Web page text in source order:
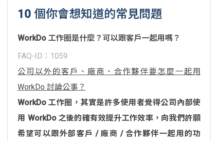
10 個你會想知道的常見問題
WorkDo 工作圈是什麼？可以跟客戶一起用嗎？
FAQ-ID：1059
公司以外的客戶、廠商、合作夥伴要怎麼一起用
WorkDo 討論公事？
WorkDo 工作圈，其實是許多使用者覺得公司內部使
用 WorkDo 之後的確有效提升工作效率，向我們許願
希望可以跟外部客戶 / 廠商 / 合作夥伴一起用的功